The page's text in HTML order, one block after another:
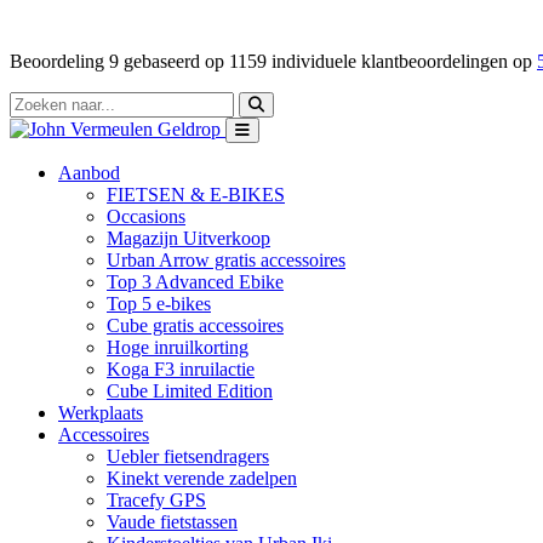
Beoordeling 9 gebaseerd op 1159 individuele klantbeoordelingen op
Aanbod
FIETSEN & E-BIKES
Occasions
Magazijn Uitverkoop
Urban Arrow gratis accessoires
Top 3 Advanced Ebike
Top 5 e-bikes
Cube gratis accessoires
Hoge inruilkorting
Koga F3 inruilactie
Cube Limited Edition
Werkplaats
Accessoires
Uebler fietsendragers
Kinekt verende zadelpen
Tracefy GPS
Vaude fietstassen